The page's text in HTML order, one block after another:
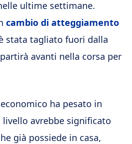
ultime settimane.
cambio di atteggiamento
stata tagliato fuori dalla
avanti nella corsa per
ha pesato in
avrebbe significato
già possiede in casa,